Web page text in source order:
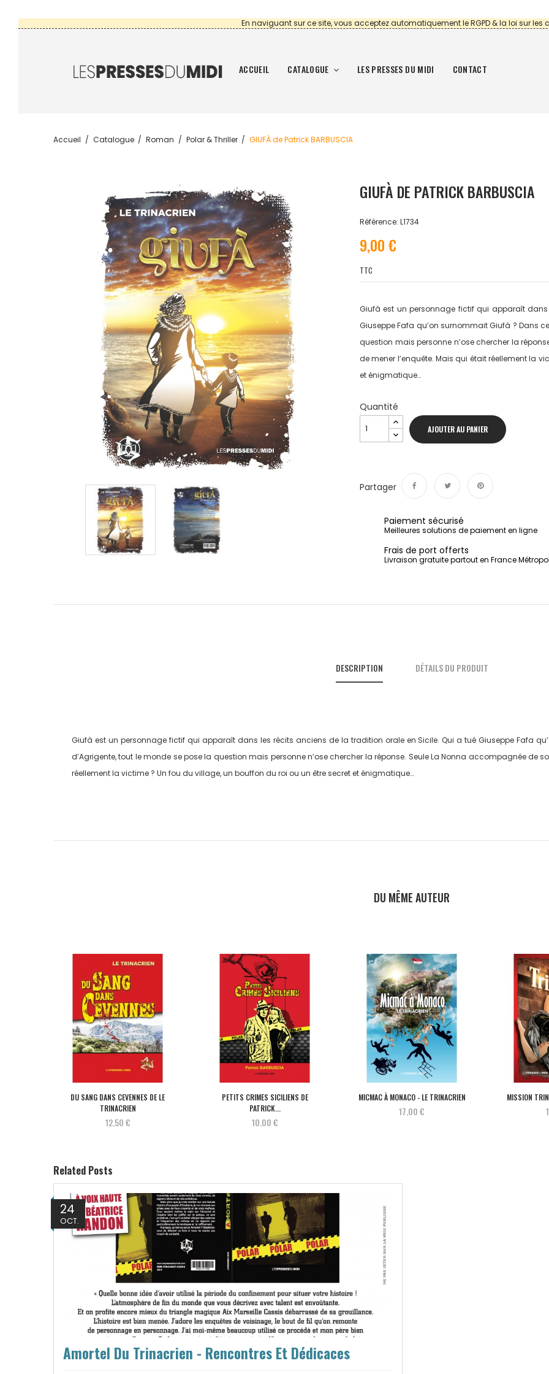
En naviguant sur ce site, vous acceptez automatiquement le RGPD & la loi sur les
ACCUEIL CATALOGUE LES PRESSES DU MIDI CONTACT
Accueil Catalogue Roman Polar & Thriller GIUFÀ de Patrick BARBUSCIA
GIUFÀ DE PATRICK BARBUSCIA
Référence: L1734
9,00 €
TTC
Giufà est un personnage fictif qui apparaît
Giuseppe Fafa qu’on surnommait Giufà ? Dans
question mais personne n’ose chercher la
de mener l’enquête. Mais qui était réellement la
et énigmatique…
Quantité
AJOUTER AU PANIER
Partager
Paiement sécurisé
Meilleures solutions de paiement en ligne
Frais de port offerts
Livraison gratuite partout en France
DESCRIPTION DÉTAILS DU PRODUIT
Giufà est un personnage fictif qui apparaît dans les récits anciens de la tradition orale en Sicile. Qui a tué Giuseppe Fafa
d’Agrigente, tout le monde se pose la question mais personne n’ose chercher la réponse. Seule La Nonna accompagnée de
réellement la victime ? Un fou du village, un bouffon du roi ou un être secret et énigmatique…
DU MÊME AUTEUR
DU SANG DANS CEVENNES DE LE
TRINACRIEN
12,50 €
PETITS CRIMES SICILIENS DE
PATRICK...
10,00 €
MICMAC À MONACO - LE TRINACRIEN
17,00 €
MISSION
Related Posts
24
OCT.
Amortel Du Trinacrien - Rencontres Et Dédicaces